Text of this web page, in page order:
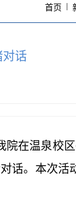
首页
话
院在温泉校
话。本次活